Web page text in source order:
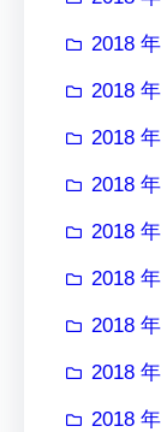
2018
2018
2018
2018
2018
2018
2018
2018
2018